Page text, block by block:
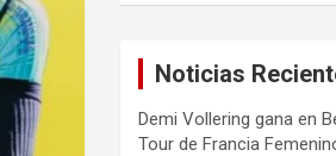
Noticias
Demi Vollering gana en
Tour de Francia